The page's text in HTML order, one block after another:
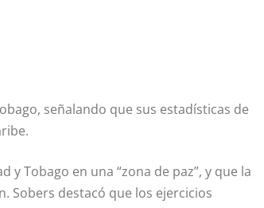
señalando que sus estadísticas de
Tobago en una “zona de paz”, y que la
Sobers destacó que los ejercicios